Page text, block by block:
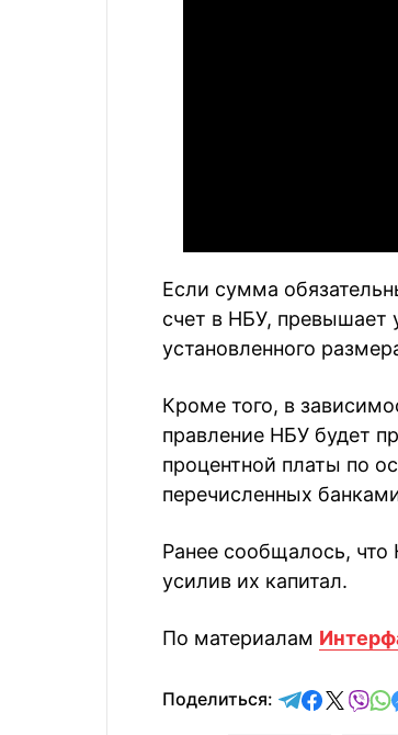
Если сумма
счет в НБУ, превышает
установленного
Кроме того, в
правление НБУ будет
процентной платы по
перечисленных
Ранее сообщалось, что
усилив их капитал.
По материалам
Поделиться: отправить